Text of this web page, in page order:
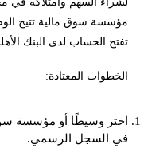
مؤسسة سوق مالية تتيح
تفتح الحساب لدى البنك
الخطوات المعتادة:
اختر وسيطًا أو مؤسسة
في السجل الرسمي.